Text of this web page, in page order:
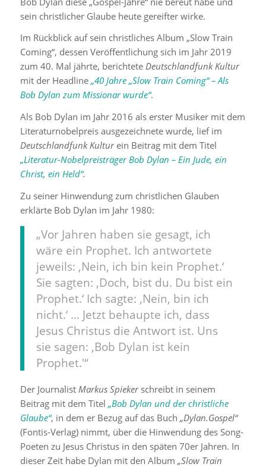
sein christlicher Glaube heute gereifter wirke.
Im Rückblick auf sein christliches Album „Slow Train
Coming“, dessen Veröffentlichung sich im Jahr 2019
zum 40. Mal jährte, berichtete Deutschlandfunk Kultur
mit der Headline „40 Jahre „Slow Train Coming“ –Als
Bob Dylan zum Missionar wurde“.
Als Bob Dylan im Jahr 2016 als erster Musiker mit dem
Literaturnobelpreis ausgezeichnete wurde, lief im
Deutschlandfunk Kulturein Beitrag mit dem Titel
„Literatur-Nobelpreisträger Bob Dylan – Ein Jude, ein
Christ, ein Held“.
Zu seiner Hinwendung zum christlichen Glauben
erklärte Bob Dylan im Jahr 1980:
„Vor Jahren haben sie gesagt, ich
wäre ein Prophet. Ich antwortete
jeweils: ‚Nein, ich bin kein Prophet.‘
Sie sagten: ‚Doch, bist du. Du bist ein
Prophet.‘ Ich sagte: ‚Nein, bin ich
nicht.‘ … Jetzt behaupte ich, dass
Jesus Christus die Antwort ist. Uns
sie sagen: ‚Bob Dylan ist kein
Prophet.'“
Der Journalist Markus Spiekerschreibt in seinem
Beitrag mit dem Titel „Bob Dylan und der christliche
Glaube“, in dem er Bezug auf das Buch „Dylan.Gospel“
(Fontis-Verlag) nimmt, über die Hinwendung des Song-
Poeten zu Jesus Christus in den späten 70er Jahren. In
dieser Zeit habe Dylan mit den Album „Slow Train